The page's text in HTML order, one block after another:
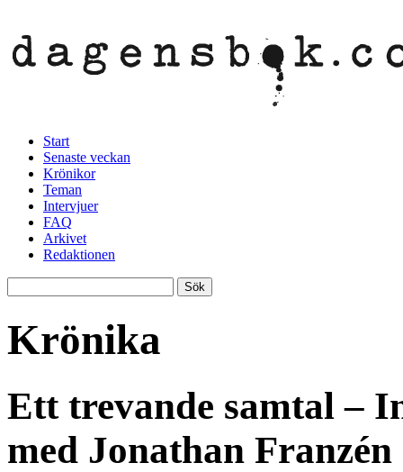
Start
Senaste veckan
Krönikor
Teman
Intervjuer
FAQ
Arkivet
Redaktionen
Krönika
Ett trevande samtal –
med Jonathan Franzén